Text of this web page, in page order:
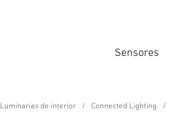
Sensores
Luminarias de interior Connected Lighting